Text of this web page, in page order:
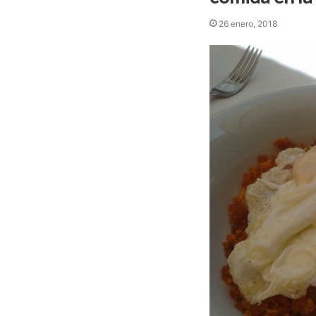
26 enero, 2018